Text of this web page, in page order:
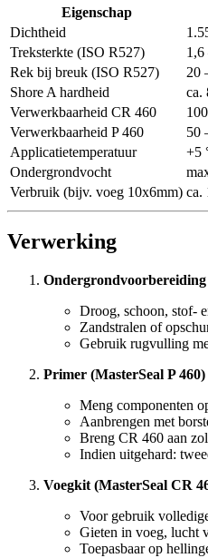
Eigenschap
Dichtheid
Treksterkte (ISO R527)
1,6
Rek bij breuk (ISO R527)
20
Shore A hardheid
ca.
Verwerkbaarheid CR 460
Verwerkbaarheid P 460
50
Applicatietemperatuur
+5
Ondergrondvocht
Verbruik (bijv. voeg 10x6mm) ca.
Verwerking
Ondergrondvoorbereiding
Droog, schoon, stof-
Zandstralen of
Gebruik rugvulling
Primer (MasterSeal P 460)
Meng componenten
Aanbrengen met
Breng CR 460 aan
Indien uitgehard:
Voegkit (MasterSeal CR
Voor gebruik
Gieten in voeg, lucht
Toepasbaar op